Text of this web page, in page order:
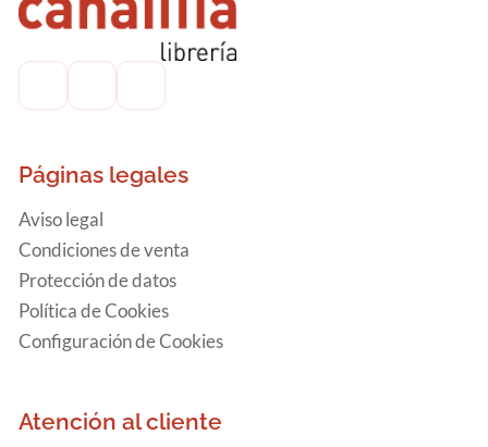
Páginas legales
Aviso legal
Condiciones de venta
Protección de datos
Política de Cookies
Configuración de Cookies
Atención al cliente